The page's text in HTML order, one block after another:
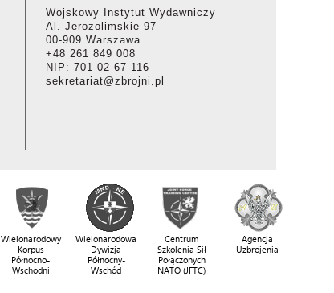
Wojskowy Instytut Wydawniczy
Al. Jerozolimskie 97
00-909 Warszawa
+48 261 849 008
NIP: 701-02-67-116
sekretariat@zbrojni.pl
Wielonarodowy
Korpus
Północno-
Wschodni
Wielonarodowa
Dywizja
Północny-
Wschód
Centrum
Szkolenia Sił
Połączonych
NATO (JFTC)
Agencja
Uzbrojenia